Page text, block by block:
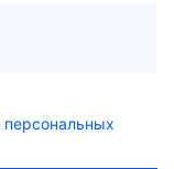
персональных